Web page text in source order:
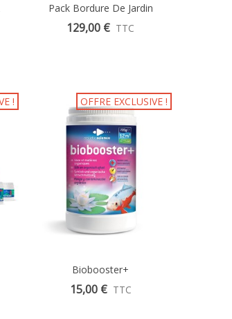
Aperçu Rapide
Pack Bordure De Jardin
Ecolat 25m
129,00 € TTC
! OFFRE EXCLUSIVE !
Aperçu Rapide
Biobooster+
15,00 € TTC